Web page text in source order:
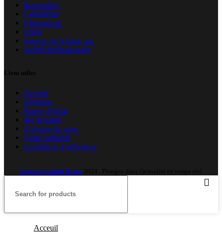
Rencontres
Calendriers
Classements
Clubs
Joueurs de la ligue pro
Joueur internationaux
Liens utiles
Acceuil
Boutique
Panier d’âchat
My account
A propos de nous
Nous contacter
Conditions d’utilisation
Global Football Bénin 2024 . Plongez dans l'actualité en temps réel
Acceuil